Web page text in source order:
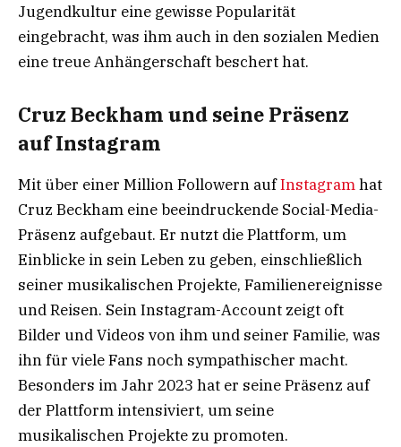
Jugendkultur eine gewisse Popularität
eingebracht, was ihm auch in den sozialen Medien
eine treue Anhängerschaft beschert hat.
Cruz Beckham und seine Präsenz
auf Instagram
Mit über einer Million Followern aufInstagramhat
Cruz Beckham eine beeindruckende Social-Media-
Präsenz aufgebaut. Er nutzt die Plattform, um
Einblicke in sein Leben zu geben, einschließlich
seiner musikalischen Projekte, Familienereignisse
und Reisen. Sein Instagram-Account zeigt oft
Bilder und Videos von ihm und seiner Familie, was
ihn für viele Fans noch sympathischer macht.
Besonders im Jahr 2023 hat er seine Präsenz auf
der Plattform intensiviert, um seine
musikalischen Projekte zu promoten.